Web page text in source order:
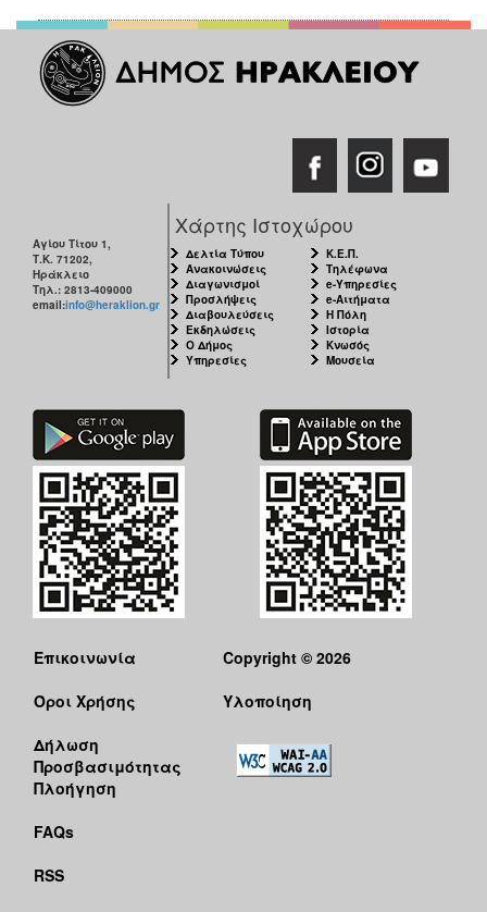
Αγίου Τίτου 1,
Τ.Κ. 71202,
Ηράκλειο
Τηλ.: 2813-409000
email:info@heraklion.gr
Χάρτης Ιστοχώρου
Δελτία Τύπου
Ανακοινώσεις
Διαγωνισμοί
Προσλήψεις
Διαβουλεύσεις
Εκδηλώσεις
Ο Δήμος
Υπηρεσίες
Κ.Ε.Π.
Τηλέφωνα
e-Υπηρεσίες
e-Αιτήματα
Η Πόλη
Ιστορία
Κνωσός
Μουσεία
Επικοινωνία
Όροι Χρήσης
Δήλωση
Προσβασιμότητας
Πλοήγηση
FAQs
RSS
Copyright © 2026
Υλοποίηση